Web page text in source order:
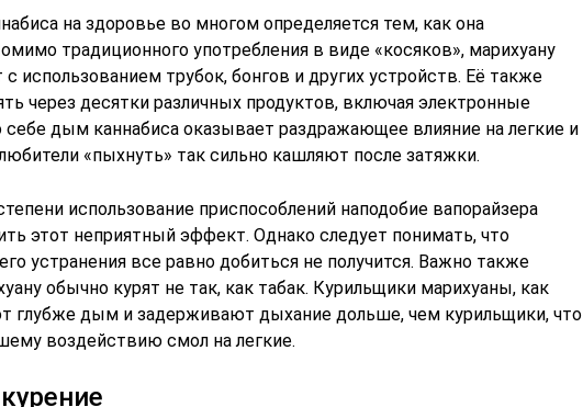
на здоровье во многом определяется тем, как она
традиционного употребления в виде «косяков», марихуану
с использованием трубок, бонгов и других устройств. Её также
через десятки различных продуктов, включая электронные
себе дым каннабиса оказывает раздражающее влияние на легкие и
«пыхнуть» так сильно кашляют после затяжки.
использование приспособлений наподобие вапорайзера
этот неприятный эффект. Однако следует понимать, что
устранения все равно добиться не получится. Важно также
обычно курят не так, как табак. Курильщики марихуаны, как
глубже дым и задерживают дыхание дольше, чем курильщики, что
воздействию смол на легкие.